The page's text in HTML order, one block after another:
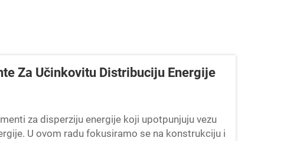
Za Učinkovitu Distribuciju Energije
za disperziju energije koji upotpunjuju vezu
U ovom radu fokusiramo se na konstrukciju i